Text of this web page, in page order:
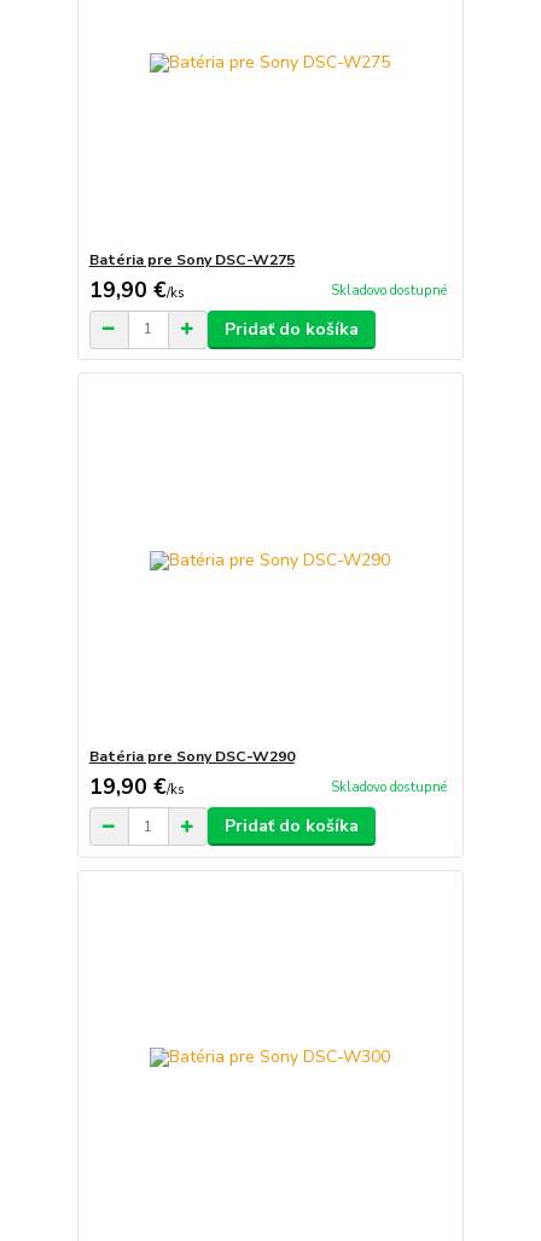
Batéria pre Sony DSC-W275
19,90 €/ks Skladovo dostupné
Pridať do košíka
Batéria pre Sony DSC-W290
19,90 €/ks Skladovo dostupné
Pridať do košíka